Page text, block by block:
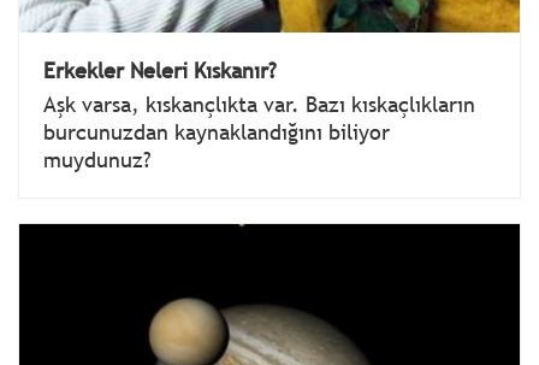
Erkekler Neleri Kıskanır?
Aşk varsa, kıskançlıkta var. Bazı kıskaçlıkların
burcunuzdan kaynaklandığını biliyor
muydunuz?